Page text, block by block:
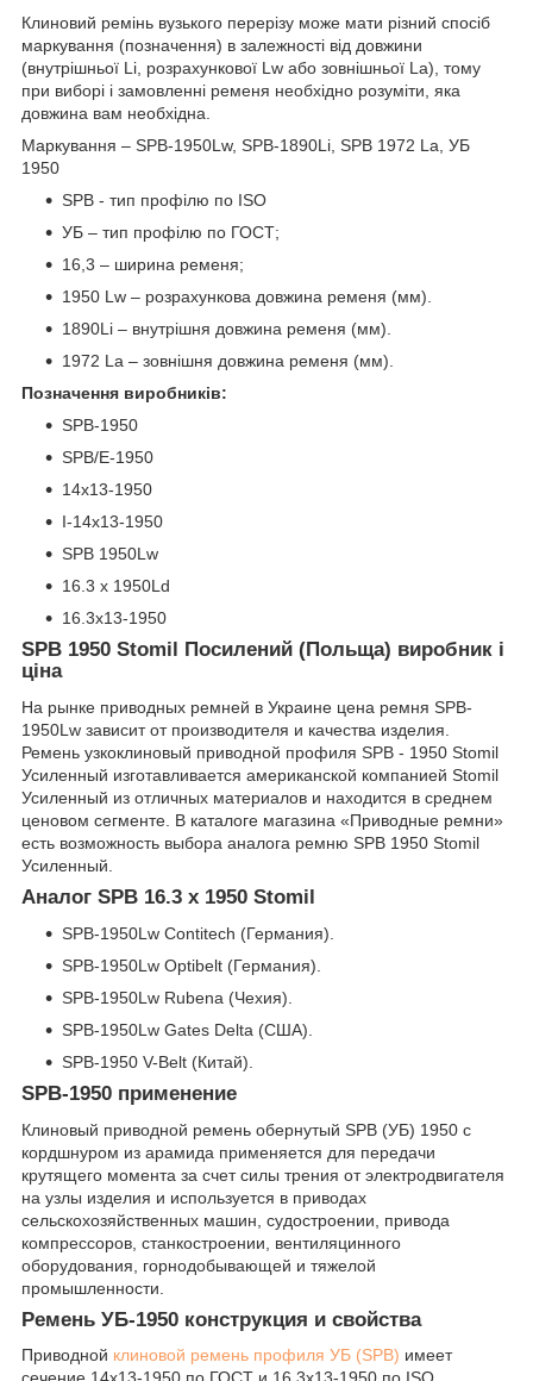
Клиновий ремінь вузького перерізу може мати різний спосіб
маркування (позначення) в залежності від довжини
(внутрішньої Li, розрахункової Lw або зовнішньої La), тому
при виборі і замовленні ременя необхідно розуміти, яка
довжина вам необхідна.
Маркування – SPB-1950Lw, SPB-1890Li, SPB 1972 La, УБ
1950
SPB - тип профілю по ISO
УБ – тип профілю по ГОСТ;
16,3 – ширина ременя;
1950 Lw – розрахункова довжина ременя (мм).
1890Li – внутрішня довжина ременя (мм).
1972 La – зовнішня довжина ременя (мм).
Позначення виробників:
SPB-1950
SPB/E-1950
14x13-1950
I-14х13-1950
SPB 1950Lw
16.3 x 1950Ld
16.3x13-1950
SPB 1950 Stomil Посилений (Польща) виробник і
ціна
На рынке приводных ремней в Украине цена ремня SPB-
1950Lw зависит от производителя и качества изделия.
Ремень узкоклиновый приводной профиля SPB - 1950 Stomil
Усиленный изготавливается американской компанией Stomil
Усиленный из отличных материалов и находится в среднем
ценовом сегменте. В каталоге магазина «Приводные ремни»
есть возможность выбора аналога ремню SPB 1950 Stomil
Усиленный.
Аналог SPB 16.3 x 1950 Stomil
SPB-1950Lw Contitech (Германия).
SPB-1950Lw Optibelt (Германия).
SPB-1950Lw Rubena (Чехия).
SPB-1950Lw Gates Delta (США).
SPB-1950 V-Belt (Китай).
SPB-1950 применение
Клиновый приводной ремень обернутый SPB (УБ) 1950 с
кордшнуром из арамида применяется для передачи
крутящего момента за счет силы трения от электродвигателя
на узлы изделия и используется в приводах
сельскохозяйственных машин, судостроении, привода
компрессоров, станкостроении, вентиляцинного
оборудования, горнодобывающей и тяжелой
промышленности.
Ремень УБ-1950 конструкция и свойства
Приводной клиновой ремень профиля УБ (SPB) имеет